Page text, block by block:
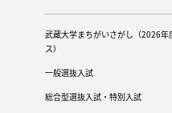
武蔵大学まちがいさがし（2026年
ス）
一般選抜入試
総合型選抜入試・特別入試